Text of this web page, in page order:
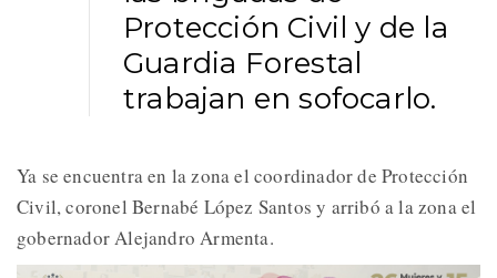
Protección Civil y de la
Guardia Forestal
trabajan en sofocarlo.
Ya se encuentra en la zona el coordinador de Protección
Civil, coronel Bernabé López Santos y arribó a la zona el
gobernador Alejandro Armenta.